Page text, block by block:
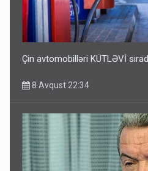
Çin avtomobilləri KÜTLƏVİ
8 Avqust 22:34